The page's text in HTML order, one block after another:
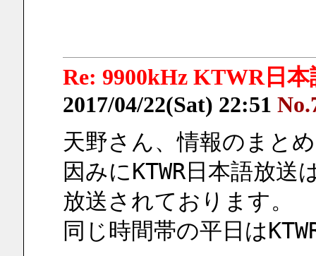
Re: 9900kHz KTWR日
2017/04/22(Sat) 22:51
天野さん、情報のまと
因みにKTWR日本語放
放送されております。
同じ時間帯の平日は